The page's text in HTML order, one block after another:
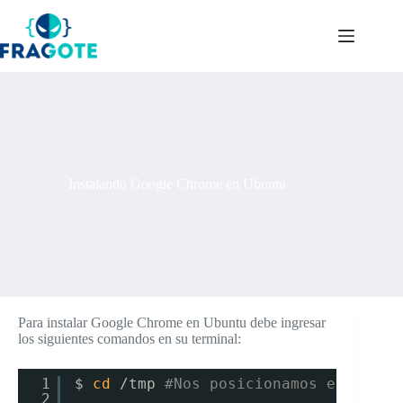
content
Para instalar Google Chrome en Ubuntu debe ingresar
los siguientes comandos en su terminal:
1
2
$ cd /tmp #Nos posicionamos en la